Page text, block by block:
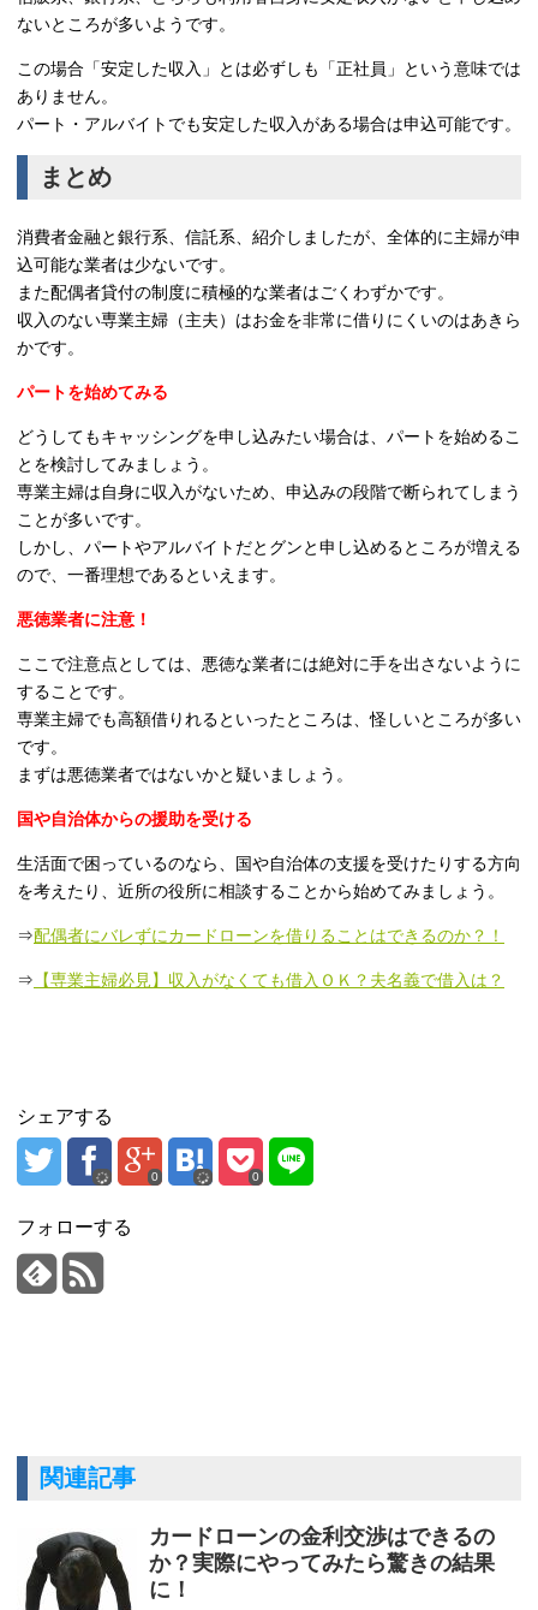
ないところが多いようです。
この場合「安定した収入」とは必ずしも「正社員」という意味では
ありません。
パート・アルバイトでも安定した収入がある場合は申込可能です。
まとめ
消費者金融と銀行系、信託系、紹介しましたが、全体的に主婦が申
込可能な業者は少ないです。
また配偶者貸付の制度に積極的な業者はごくわずかです。
収入のない専業主婦（主夫）はお金を非常に借りにくいのはあきら
かです。
パートを始めてみる
どうしてもキャッシングを申し込みたい場合は、パートを始めるこ
とを検討してみましょう。
専業主婦は自身に収入がないため、申込みの段階で断られてしまう
ことが多いです。
しかし、パートやアルバイトだとグンと申し込めるところが増える
ので、一番理想であるといえます。
悪徳業者に注意！
ここで注意点としては、悪徳な業者には絶対に手を出さないように
することです。
専業主婦でも高額借りれるといったところは、怪しいところが多い
です。
まずは悪徳業者ではないかと疑いましょう。
国や自治体からの援助を受ける
生活面で困っているのなら、国や自治体の支援を受けたりする方向
を考えたり、近所の役所に相談することから始めてみましょう。
⇒配偶者にバレずにカードローンを借りることはできるのか？！
⇒ 【専業主婦必見】収入がなくても借入ＯＫ？夫名義で借入は？
シェアする
0 0
フォローする
関連記事
カードローンの金利交渉はできるの
か？実際にやってみたら驚きの結果
に！